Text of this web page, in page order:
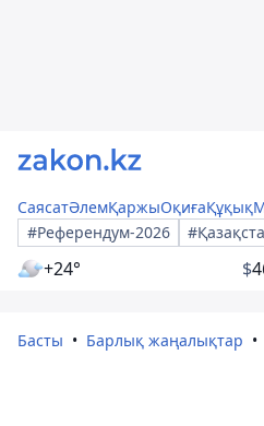
СаясатӘлемҚаржыОқиғаҚұқық
#Референдум-2026
+24° $
Басты Барлық жаңалықтар